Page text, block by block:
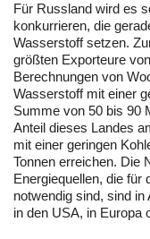
Für Russland wird es
konkurrieren, die
Wasserstoff setzen.
größten Exporteure
Berechnungen von
Wasserstoff mit einer
Summe von 50 bis 90
Anteil dieses Landes
mit einer geringen
Tonnen erreichen. Die
Energiequellen, die für
notwendig sind, sind
in den USA, in Europa